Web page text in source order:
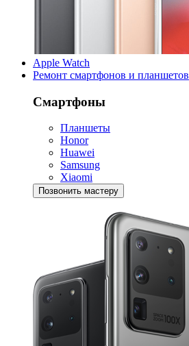
Apple Watch
Ремонт смартфонов и планшетов
Смартфоны
Планшеты
Honor
Huawei
Samsung
Xiaomi
Позвонить мастеру